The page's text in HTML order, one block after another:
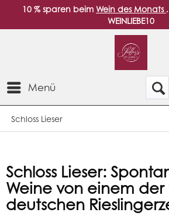
10 % sparen beim Wein des Monats
WEINLIEBE10
Menü
Schloss Lieser
Schloss Lieser:
Weine von einem
deutschen